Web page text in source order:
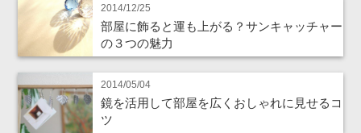
2014/12/25
部屋に飾ると運も上がる？サンキャッチャー
の３つの魅力
2014/05/04
鏡を活用して部屋を広くおしゃれに見せるコ
ツ